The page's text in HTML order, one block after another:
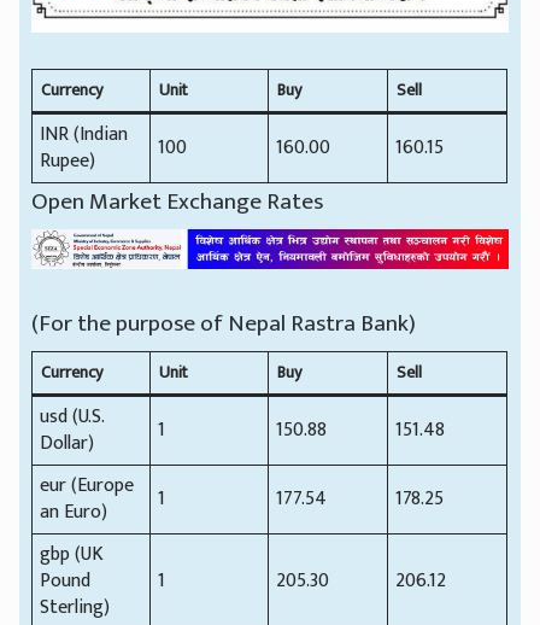
Currency Unit Buy Sell
INR (Indian
Rupee)
100 160.00 160.15
Open Market Exchange Rates
(For the purpose of Nepal Rastra Bank)
Currency Unit Buy Sell
usd (U.S.
Dollar)
1 150.88
151.48
eur (Europe
an Euro)
1 177.54
178.25
gbp (UK
Pound
Sterling)
1 205.30 206.12